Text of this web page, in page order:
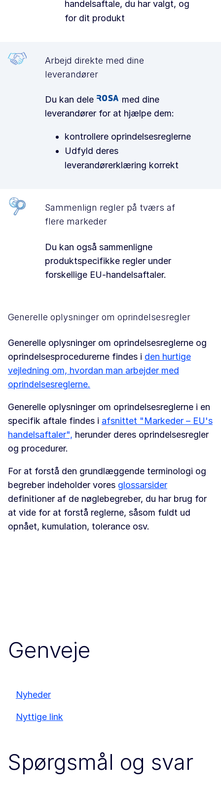
handelsaftale, du har valgt, og
for dit produkt
Arbejd direkte med dine
leverandører
Du kan dele
med dine
leverandører for at hjælpe dem:
kontrollere oprindelsesreglerne
Udfyld deres
leverandørerklæring korrekt
Sammenlign regler på tværs af
flere markeder
Du kan også sammenligne
produktspecifikke regler under
forskellige EU-handelsaftaler.
Generelle oplysninger om oprindelsesregler
Generelle oplysninger om oprindelsesreglerne og
oprindelsesprocedurerne findes i den hurtige
vejledning om, hvordan man arbejder med
oprindelsesreglerne.
Generelle oplysninger om oprindelsesreglerne i en
specifik aftale findes i afsnittet "Markeder – EU's
handelsaftaler", herunder deres oprindelsesregler
og procedurer.
For at forstå den grundlæggende terminologi og
begreber indeholder vores glossarsider
definitioner af de nøglebegreber, du har brug for
at vide for at forstå reglerne, såsom fuldt ud
opnået, kumulation, tolerance osv.
Genveje
Nyheder
Nyttige link
Spørgsmål og svar